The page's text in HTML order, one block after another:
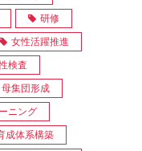
研修
女性活躍推進
検査
母集団形成
ニング
成体系構築